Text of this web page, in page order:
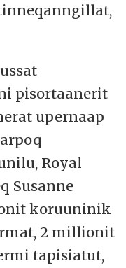
pisortaanerit
upernaap
Royal
Susanne
koruuninik
2 millionit
tapisiatut,